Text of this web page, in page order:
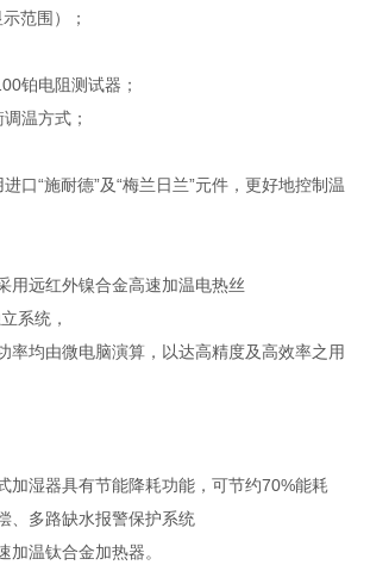
范围）；
铂电阻测试器；
温方式；
口“施耐德”及“梅兰日兰”元件，更好地控制温
用远红外镍合金高速加温电热丝
系统，
率均由微电脑演算，以达高精度及高效率之用
加湿器具有节能降耗功能，可节约70%能耗
、多路缺水报警保护系统
加温钛合金加热器。